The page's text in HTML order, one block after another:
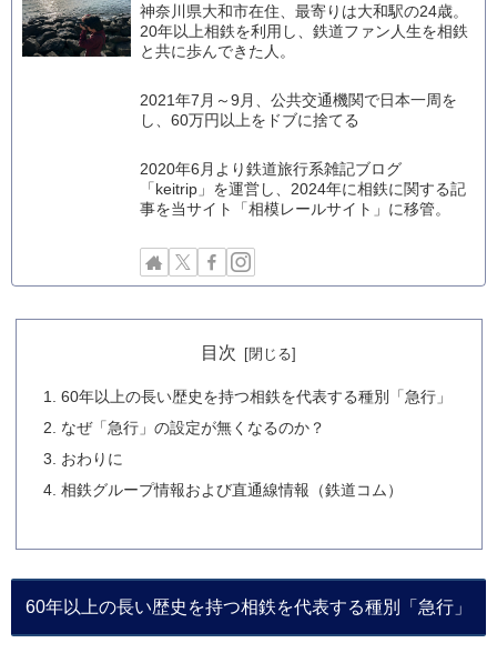
神奈川県大和市在住、最寄りは大和駅の24歳。
20年以上相鉄を利用し、鉄道ファン人生を相鉄
と共に歩んできた人。
2021年7月～9月、公共交通機関で日本一周を
し、60万円以上をドブに捨てる
2020年6月より鉄道旅行系雑記ブログ
「keitrip」を運営し、2024年に相鉄に関する記
事を当サイト「相模レールサイト」に移管。
目次
60年以上の長い歴史を持つ相鉄を代表する種別「急行」
なぜ「急行」の設定が無くなるのか？
おわりに
相鉄グループ情報および直通線情報（鉄道コム）
60年以上の長い歴史を持つ相鉄を代表する種別「急行」